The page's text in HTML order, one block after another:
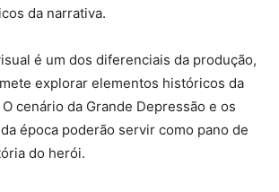
da narrativa.
é um dos diferenciais da produção,
explorar elementos históricos da
cenário da Grande Depressão e os
época poderão servir como pano de
do herói.